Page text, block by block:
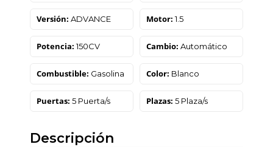
Versión: ADVANCE Motor:1.5
Potencia:150CV Cambio: Automático
Combustible: Gasolina Color: Blanco
Puertas: 5 Puerta/s Plazas: 5 Plaza/s
Descripción